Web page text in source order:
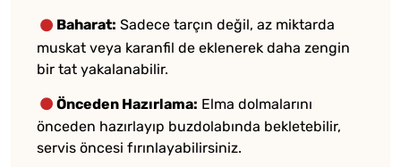
Baharat: Sadece tarçın değil, az miktarda
muskat veya karanfil de eklenerek daha zengin
bir tat yakalanabilir.
Önceden Hazırlama: Elma dolmalarını
önceden hazırlayıp buzdolabında bekletebilir,
servis öncesi fırınlayabilirsiniz.